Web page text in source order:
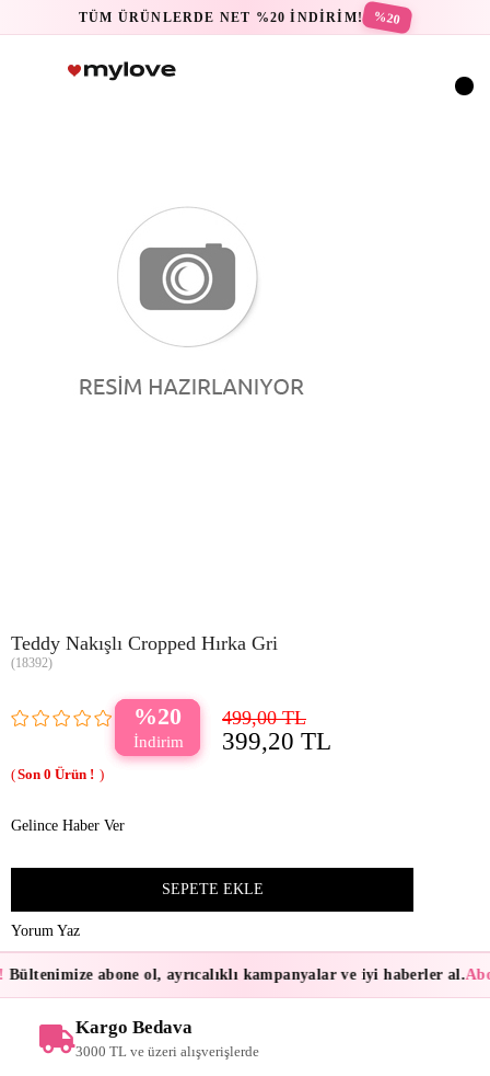
TÜM ÜRÜNLERDE NET %20 İNDİRİM! %20
Teddy Nakışlı Cropped Hırka Gri
(18392)
20 499,00 TL
399,20 TL
0
Gelince Haber Ver
Yorum Yaz
Bültenimize abone ol, ayrıcalıklı kampanyalar ve iyi haberler al.
Kargo Bedava
3000 TL ve üzeri alışverişlerde